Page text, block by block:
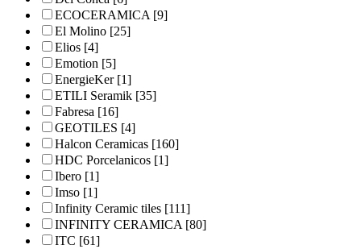
ECOCERAMICA[9]
El Molino [25]
Elios [4]
Emotion [5]
EnergieKer[1]
ETILI Seramik [35]
Fabresa [16]
GEOTILES [4]
Halcon Ceramicas [160]
HDC Porcelanicos [1]
Ibero [1]
Imso [1]
Infinity Ceramic tiles [111]
INFINITY CERAMICA[80]
ITC [61]